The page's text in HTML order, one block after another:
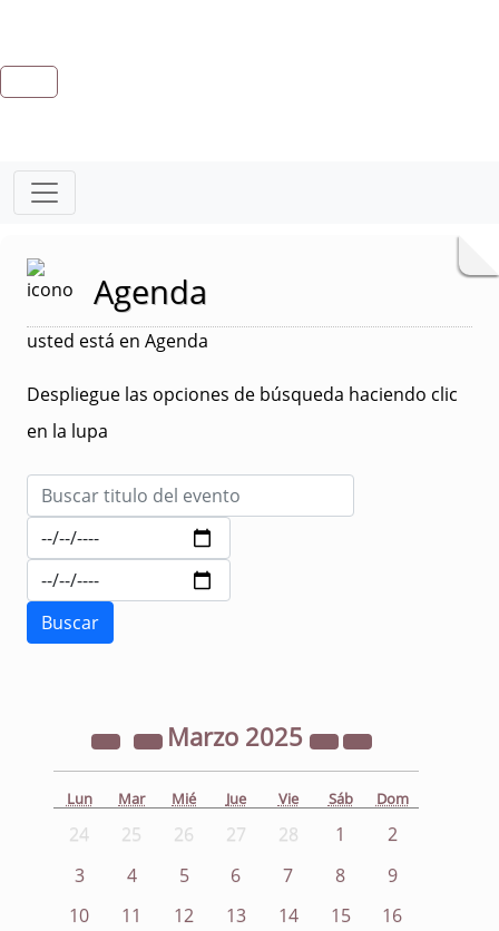
Agenda
usted está en Agenda
Despliegue las opciones de búsqueda haciendo clic
en la lupa
Marzo 2025
Lun Mar Mié Jue Vie Sáb Dom
24 25 26 27 28 1
2
3
4 5 6 7 8
9
10
11 12 13 14 15
16